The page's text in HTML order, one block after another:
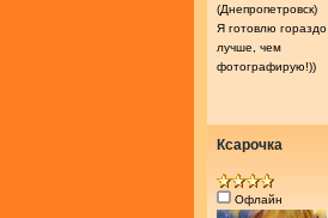
(Днепропетровск)
Я готовлю гораздо
лучше, чем
фотографирую!))
Ксарочка
Офлайн